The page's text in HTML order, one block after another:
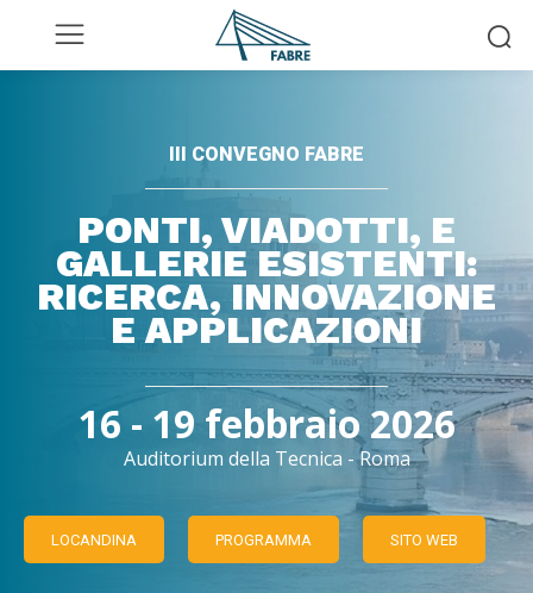
III CONVEGNO FABRE
PONTI, VIADOTTI, E
GALLERIE ESISTENTI:
RICERCA, INNOVAZIONE
E APPLICAZIONI
16 - 19 febbraio 2026
Auditorium della Tecnica - Roma
LOCANDINA PROGRAMMA SITO WEB